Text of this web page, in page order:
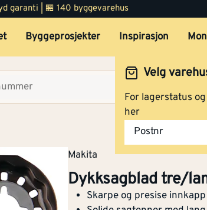
garanti | 🏪 140 byggevarehus
Byggeprosjekter Inspirasjon
Velg
For lagerstatus
her
Postnr
Makita
Dykksagblad tre/
Skarpe og presise innkapp
Dykksagblad treverk 32
Dykksagblad tre/laminat 32